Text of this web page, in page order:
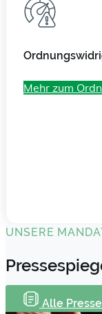
Mehr zum
UNSERE
Alle